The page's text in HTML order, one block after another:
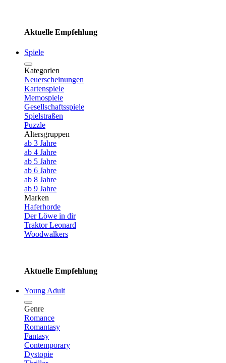
Aktuelle Empfehlung
Spiele
Kategorien
Neuerscheinungen
Kartenspiele
Memospiele
Gesellschaftsspiele
Spielstraßen
Puzzle
Altersgruppen
ab 3 Jahre
ab 4 Jahre
ab 5 Jahre
ab 6 Jahre
ab 8 Jahre
ab 9 Jahre
Marken
Haferhorde
Der Löwe in dir
Traktor Leonard
Woodwalkers
Aktuelle Empfehlung
Young Adult
Genre
Romance
Romantasy
Fantasy
Contemporary
Dystopie